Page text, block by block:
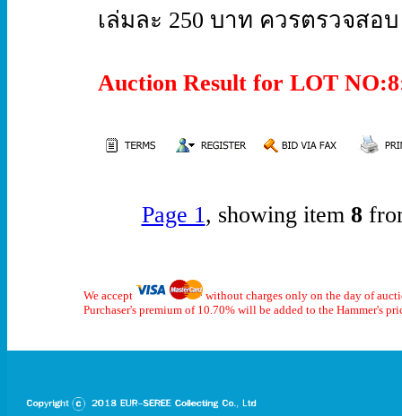
เล่มละ 250 บาท ควรตรวจสอบ
Auction Result for LOT
Page 1, showing item 8
We accept
without charges only on the day of
Purchaser's premium of 10.70% will be added to the Hammer's